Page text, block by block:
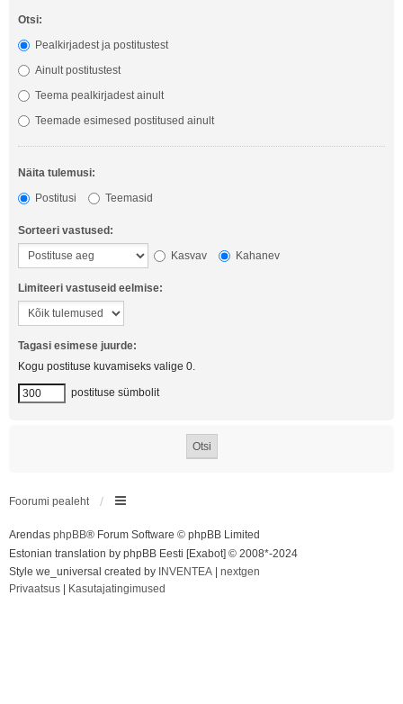
Otsi:
Pealkirjadest ja postitustest
Ainult postitustest
Teema pealkirjadest ainult
Teemade esimesed postitused ainult
Näita tulemusi:
Postitusi
Teemasid
Sorteeri vastused:
Kasvav
Kahanev
Limiteeri vastuseid eelmise:
Tagasi esimese juurde:
Kogu postituse kuvamiseks valige 0.
postituse sümbolit
Foorumi pealeht
Arendas phpBB® Forum Software © phpBB Limited
Estonian translation by phpBB Eesti [Exabot] © 2008*-2024
Style we_universal created by INVENTEA
nextgen
Privaatsus
Kasutajatingimused